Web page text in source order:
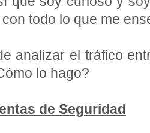
todo lo que me
analizar el tráfico
lo hago?
de Seguridad